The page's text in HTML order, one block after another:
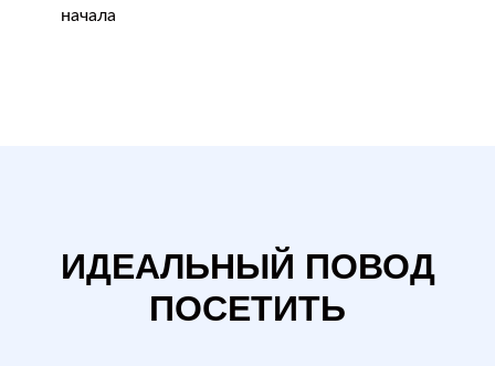
начала
ИДЕАЛЬНЫЙ ПОВОД
ПОСЕТИТЬ